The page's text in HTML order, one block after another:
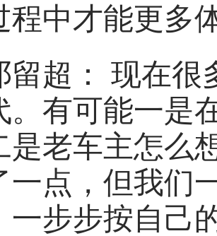
程中才能更多
： 现在很
。有可能一是
是老车主怎么
一点，但我们
一步步按自己